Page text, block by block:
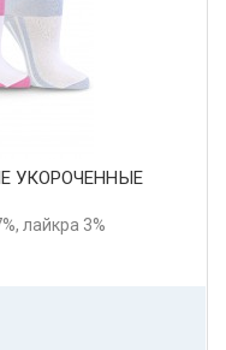
УКОРОЧЕННЫЕ
лайкра 3%